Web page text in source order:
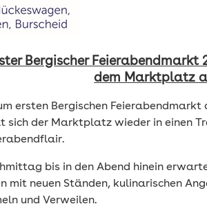
Bergischer
dem Marktplatz
ersten Bergischen Feierabendmarkt
sich der Marktplatz wieder in einen
bis in den Abend hinein
mit neuen Ständen, kulinarischen
und Verweilen.